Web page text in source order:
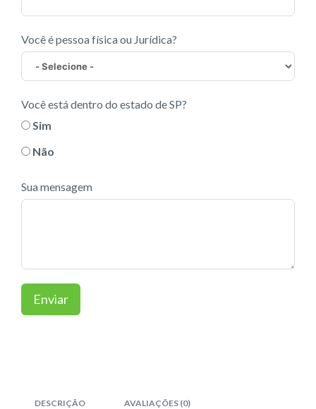
Você é pessoa física ou Jurídica?
Você está dentro do estado de SP?
Sim
Não
Sua mensagem
Enviar
DESCRIÇÃO AVALIAÇÕES (0)